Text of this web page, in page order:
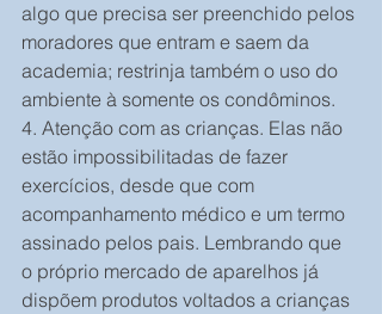
algo que precisa ser preenchido pelos
moradores que entram e saem da
academia; restrinja também o uso do
ambiente à somente os condôminos.
4. Atenção com as crianças. Elas não
estão impossibilitadas de fazer
exercícios, desde que com
acompanhamento médico e um termo
assinado pelos pais. Lembrando que
o próprio mercado de aparelhos já
dispõem produtos voltados a crianças